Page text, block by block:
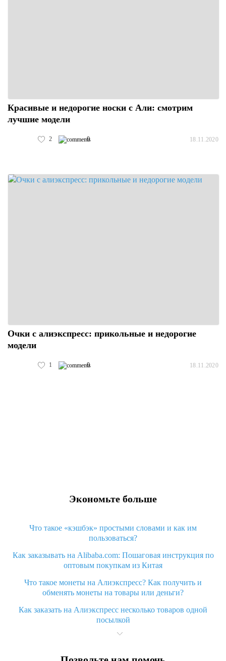
Красивые и недорогие носки с Али: смотрим
лучшие модели
2 0 18.11.2020
Очки с алиэкспресс: прикольные и недорогие
модели
1 0 18.11.2020
Экономьте больше
Что такое «кэшбэк» простыми словами и как им
пользоваться?
Как заказывать на Alibaba.com: Пошаговая инструкция по
оптовым покупкам из Китая
Что такое монеты на Алиэкспресс? Как получить и
обменять монеты на товары или деньги?
Как заказать на Алиэкспресс несколько товаров одной
посылкой
Что значит статус «Заказ закрыт» на Алиэкспресс и что